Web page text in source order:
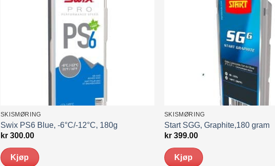
SKISMØRING
Swix PS6 Blue, -6°C/-12°C, 180g
kr300.00
Kjøp
SKISMØRING
Start SGG, Graphite,180 gram
kr399.00
Kjøp